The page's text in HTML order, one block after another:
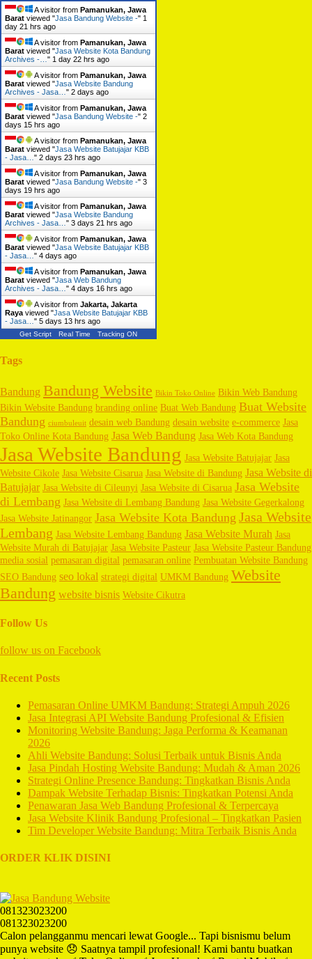
A visitor from Pamanukan, Jawa
Barat viewed "Jasa Bandung Website -" 1
day 21 hrs ago
A visitor from Pamanukan, Jawa
Barat viewed "Jasa Website Kota Bandung
Archives -…" 1 day 22 hrs ago
A visitor from Pamanukan, Jawa
Barat viewed "Jasa Website Bandung
Archives - Jasa…" 2 days ago
A visitor from Pamanukan, Jawa
Barat viewed "Jasa Bandung Website -" 2
days 15 hrs ago
A visitor from Pamanukan, Jawa
Barat viewed "Jasa Website Batujajar KBB
- Jasa…" 2 days 23 hrs ago
A visitor from Pamanukan, Jawa
Barat viewed "Jasa Bandung Website -" 3
days 19 hrs ago
A visitor from Pamanukan, Jawa
Barat viewed "Jasa Website Bandung
Archives - Jasa…" 3 days 21 hrs ago
A visitor from Pamanukan, Jawa
Barat viewed "Jasa Website Batujajar KBB
- Jasa…" 4 days ago
A visitor from Pamanukan, Jawa
Barat viewed "Jasa Web Bandung
Archives - Jasa…" 4 days 16 hrs ago
A visitor from Jakarta, Jakarta
Rayaviewed "Jasa Website Batujajar KBB
- Jasa…" 5 days 13 hrs ago
Get Script Real Time Tracking ON
Tags
Bandung Bandung Website Bikin Toko Online Bikin Web Bandung
Bikin Website Bandung branding online Buat Web Bandung Buat Website
Bandung ciumbuleuit desain web Bandung desain website e-commerce Jasa
Toko Online Kota Bandung Jasa Web Bandung Jasa Web Kota Bandung
Jasa Website Bandung Jasa Website Batujajar Jasa
Website Cikole Jasa Website Cisarua Jasa Website di Bandung Jasa Website di
Batujajar Jasa Website di Cileunyi Jasa Website di Cisarua Jasa Website
di Lembang Jasa Website di Lembang Bandung Jasa Website Gegerkalong
Jasa Website Jatinangor Jasa Website Kota Bandung Jasa Website
Lembang Jasa Website Lembang Bandung Jasa Website Murah Jasa
Website Murah di Batujajar Jasa Website Pasteur Jasa Website Pasteur Bandung
media sosial pemasaran digital pemasaran online Pembuatan Website Bandung
SEO Bandung seo lokal strategi digital UMKM Bandung Website
Bandung website bisnis Website Cikutra
Follow Us
follow us on Facebook
Recent Posts
Pemasaran Online UMKM Bandung: Strategi Ampuh 2026
Jasa Integrasi API Website Bandung Profesional & Efisien
Monitoring Website Bandung: Jaga Performa & Keamanan
2026
Ahli Website Bandung: Solusi Terbaik untuk Bisnis Anda
Jasa Pindah Hosting Website Bandung: Mudah & Aman 2026
Strategi Online Presence Bandung: Tingkatkan Bisnis Anda
Dampak Website Terhadap Bisnis: Tingkatkan Potensi Anda
Penawaran Jasa Web Bandung Profesional & Terpercaya
Jasa Website Klinik Bandung Profesional – Tingkatkan Pasien
Tim Developer Website Bandung: Mitra Terbaik Bisnis Anda
ORDER KLIK DISINI
081323023200
081323023200
Calon pelangganmu mencari lewat Google... Tapi bisnismu belum
punya website 😞 Saatnya tampil profesional! Kami bantu buatkan